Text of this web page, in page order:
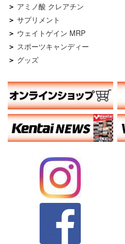
アミノ酸 クレアチン
サプリメント
ウェイトゲイン MRP
スポーツキャンディー
グッズ